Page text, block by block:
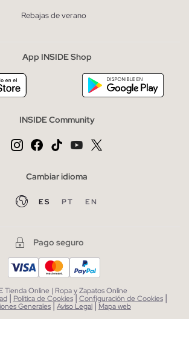
Rebajas de verano
App INSIDE Shop
INSIDE Community
Cambiar idioma
ES PT EN
Pago seguro
Tienda Online | Ropa y Zapatos Online
| Política de Cookies| Configuración de Cookies |
Generales|Aviso Legal| Mapa web